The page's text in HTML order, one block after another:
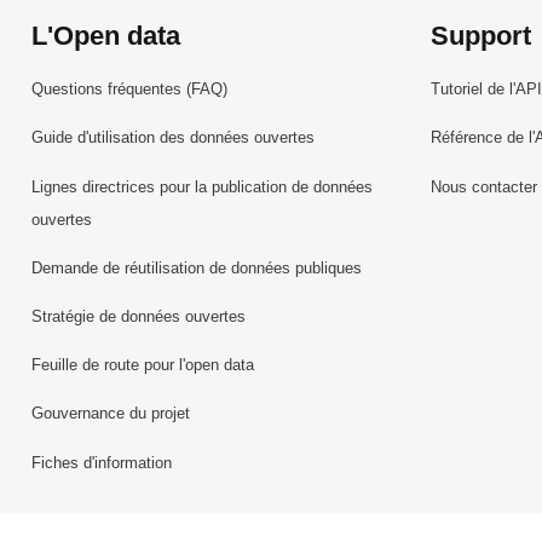
L'Open data
Questions fréquentes (FAQ)
Guide d'utilisation des données ouvertes
Lignes directrices pour la publication de données
ouvertes
Demande de réutilisation de données publiques
Stratégie de données ouvertes
Feuille de route pour l'open data
Gouvernance du projet
Fiches d'information
Support
Tutoriel de l'API
Référence de
Nous contacter